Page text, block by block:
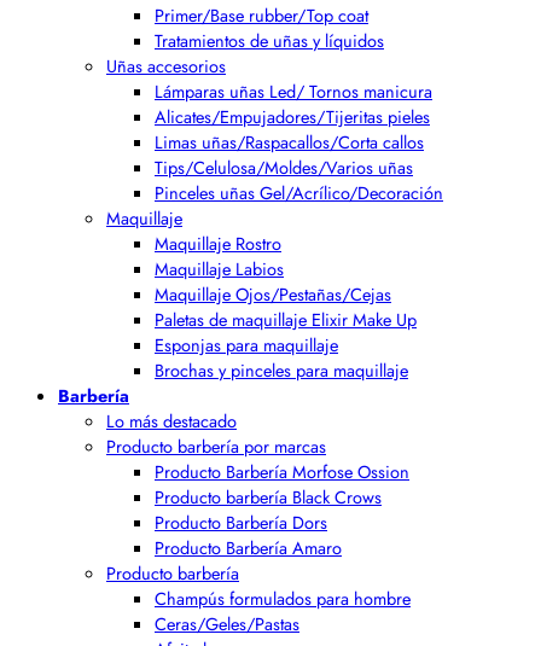
Primer/Base rubber/Top coat
Tratamientos de uñas y líquidos
Uñas accesorios
Lámparas uñas Led/ Tornos manicura
Alicates/Empujadores/Tijeritas pieles
Limas uñas/Raspacallos/Corta callos
Tips/Celulosa/Moldes/Varios uñas
Pinceles uñas Gel/Acrílico/Decoración
Maquillaje
Maquillaje Rostro
Maquillaje Labios
Maquillaje Ojos/Pestañas/Cejas
Paletas de maquillaje Elixir Make Up
Esponjas para maquillaje
Brochas y pinceles para maquillaje
Barbería
Lo más destacado
Producto barbería por marcas
Producto Barbería Morfose Ossion
Producto barbería Black Crows
Producto Barbería Dors
Producto Barbería Amaro
Producto barbería
Champús formulados para hombre
Ceras/Geles/Pastas